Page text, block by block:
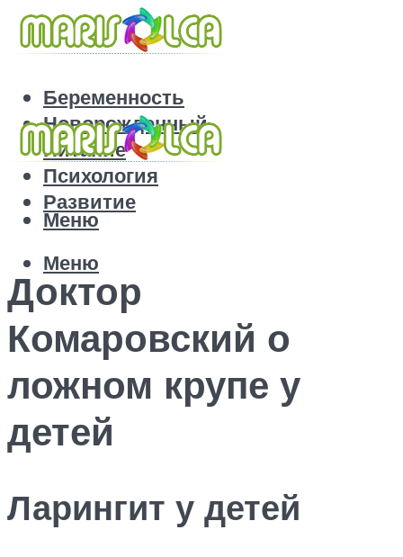
Беременность
Новорожденный
Питание
Психология
Развитие
Меню
Меню
Доктор
Комаровский о
ложном крупе у
детей
Ларингит у детей